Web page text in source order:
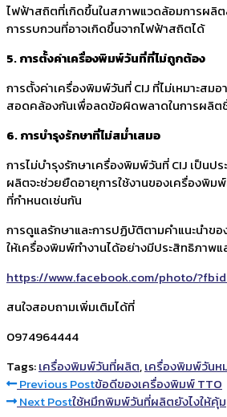
ไฟฟ้าสถิตที่เกิดขึ้นในสภาพแวดล้อมการผ
การรบกวนที่อาจเกิดขึ้นจากไฟฟ้าสถิตได้
5. การตั้งค่าเครื่องพิมพ์วันที่ที่ไม่ถูกต้อง
การตั้งค่าเครื่องพิมพ์วันที่ CIJ ที่ไม่เหมาะส
สอดคล้องกันเพื่อลดข้อผิดพลาดในการผลิตชิ้
6. การบำรุงรักษาที่ไม่สม่ำเสมอ
การไม่บำรุงรักษาเครื่องพิมพ์วันที่ CIJ เป็น
ผลิตจะช่วยยืดอายุการใช้งานของเครื่องพิม
ที่กำหนดเช่นกัน
การดูแลรักษาและการปฏิบัติตามคำแนะนำ
ให้เครื่องพิมพ์ทำงานได้อย่างมีประสิทธิภาพ
https://www.facebook.com/photo/
สนใจสอบถามเพิ่มเติมได้ที่
0974964444
Tags:เครื่องพิมพ์วันที่ผลิต,เครื่องพิมพ์วันห
Read
Previous Postข้อดีของเครื่องพิมพ์ TTO
Next Postใช้หมึกพิมพ์วันที่ผลิตยังไงให้คุ้ม